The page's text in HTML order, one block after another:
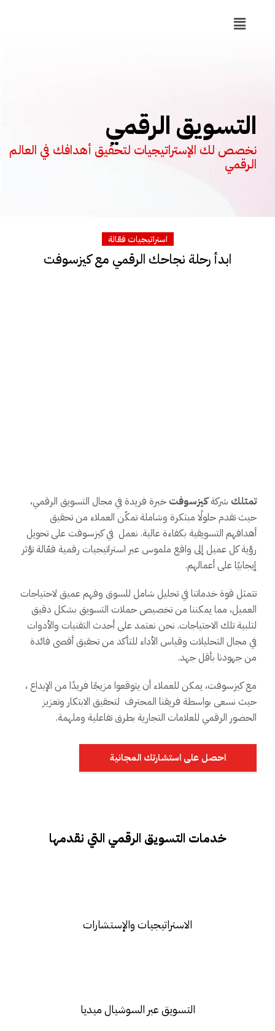
التسويق الرقمي
نخصص لك الإستراتيجيات لتحقيق أهدافك في العالم
الرقمي
استراتيجيات فعّالة
ابدأ رحلة نجاحك الرقمي مع كيزسوفت
تمتلك شركةكيزسوفت خبرة فريدة في مجال التسويق الرقمي،
حيث تقدم حلولًا مبتكرة وشاملة تمكّن العملاء من تحقيق
أهدافهم التسويقية بكفاءة عالية. نعمل في كيزسوفت على تحويل
رؤية كل عميل إلى واقع ملموس عبر استراتيجيات رقمية فعّالة تؤثر
إيجابيًا على أعمالهم.
تتمثل قوة خدماتنا في تحليل شامل للسوق وفهم عميق لاحتياجات
العميل، مما يمكننا من تخصيص حملات التسويق بشكل دقيق
لتلبية تلك الاحتياجات. نحن نعتمد على أحدث التقنيات والأدوات
في مجال التحليلات وقياس الأداء للتأكد من تحقيق أقصى فائدة
من جهودنا بأقل جهد.
مع كيزسوفت، يمكن للعملاء أن يتوقعوا مزيجًا فريدًا من الإبداع ،
حيث نسعى بواسطة فريقنا المحترف لتحقيق الابتكار وتعزيز
الحضور الرقمي للعلامات التجارية بطرق تفاعلية وملهمة.
احصل على استشارتك المجانية
خدمات التسويق الرقمي التي نقدمها
الاستراتيجيات والإستشارات
التسويق عبر السوشيال ميديا​